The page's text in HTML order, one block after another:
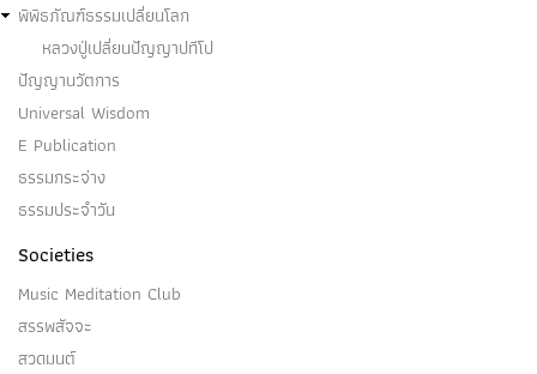
พิพิธภัณฑ์ธรรมเปลี่ยนโลก
หลวงปู่เปลี่ยนปัญญาปทีโป
ปัญญานวัตการ
Universal Wisdom
E Publication
ธรรมกระจ่าง
ธรรมประจำวัน
Societies
Music Meditation Club
สรรพสัจจะ
สวดมนต์